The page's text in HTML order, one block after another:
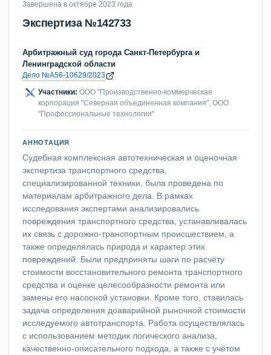
Завершена в октябре 2023 года
Экспертиза №142733
Арбитражный суд города Санкт-Петербурга и
Ленинградской области
Дело №А56-10629/2023
Участники: ООО "Производственно-коммерческая
корпорация "Северная объединенная компания", ООО
"Профессиональные технологии"
АННОТАЦИЯ
Судебная комплексная автотехническая и оценочная
экспертиза транспортного средства,
специализированной техники, была проведена по
материалам арбитражного дела. В рамках
исследования экспертами анализировались
повреждения транспортного средства, устанавливалась
их связь с дорожно-транспортным происшествием, а
также определялась природа и характер этих
повреждений. Были предприняты шаги по расчёту
стоимости восстановительного ремонта транспортного
средства и оценке целесообразности ремонта или
замены его насосной установки. Кроме того, ставилась
задача определения доаварийной рыночной стоимости
исследуемого автотранспорта. Работа осуществлялась
с использованием методик логического анализа,
качественно-описательного подхода, а также с учётом